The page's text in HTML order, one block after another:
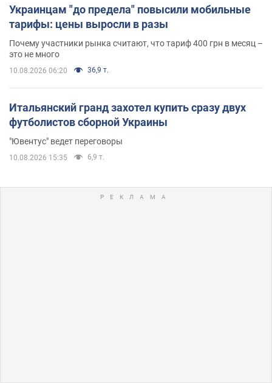
Украинцам "до предела" повысили мобильные
тарифы: цены выросли в разы
Почему участники рынка считают, что тариф 400 грн в месяц –
это не много
10.08.2026 06:20 36,9 т.
Итальянский гранд захотел купить сразу двух
футболистов сборной Украины
"Ювентус" ведет переговоры
10.08.2026 15:35 6,9 т.